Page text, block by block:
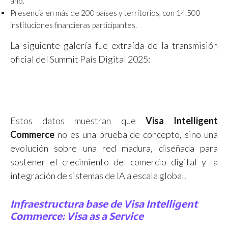
Presencia en más de 200 países y territorios, con 14.500
instituciones financieras participantes.
La siguiente galería fue extraída de la transmisión
oficial del Summit País Digital 2025:
Visa |
Créditos:
Visa
Visa |
Visa
Visa |
Visa
Créditos:
Visa
Visa |
Visa
Visa |
Créditos:
Visa
Estos datos muestran que Visa Intelligent
Commerce no es una prueba de concepto, sino una
evolución sobre una red madura, diseñada para
sostener el crecimiento del comercio digital y la
integración de sistemas de IA a escala global.
Infraestructura base de Visa Intelligent
Commerce: Visa as a Service